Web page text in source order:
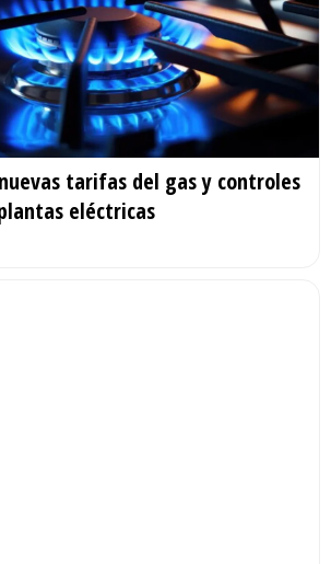
nuevas tarifas del gas y controles
eléctricas